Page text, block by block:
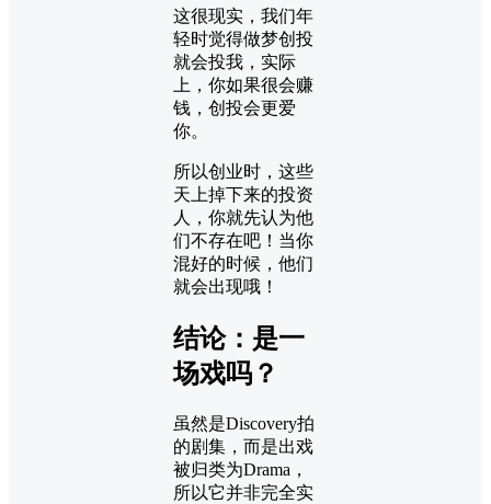
这很现实，我们年
轻时觉得做梦创投
就会投我，实际
上，你如果很会赚
钱，创投会更爱
你。
所以创业时，这些
天上掉下来的投资
人，你就先认为他
们不存在吧！当你
混好的时候，他们
就会出现哦！
结论：是一
场戏吗？
虽然是Discovery拍
的剧集，而是出戏
被归类为Drama，
所以它并非完全实